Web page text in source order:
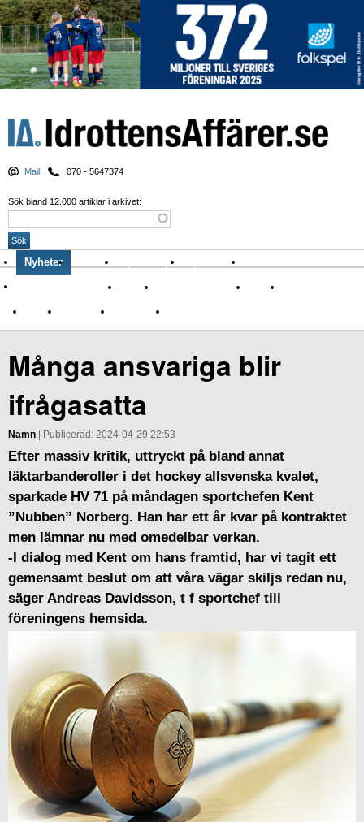
Mail 070 - 5647374
Sök bland 12.000 artiklar i arkivet:
Nyheter Krönikor Sport & spel Nyhetsbrev
Om Idrottens Affärer
Affärer I spåren av Corona Arena
Namn Sponsring TV-nyheter
Många ansvariga blir
ifrågasatta
Namn | Publicerad: 2024-04-29 22:53
Efter massiv kritik, uttryckt på bland annat
läktarbanderoller i det hockey allsvenska kvalet,
sparkade HV 71 på måndagen sportchefen Kent
”Nubben” Norberg. Han har ett år kvar på kontraktet
men lämnar nu med omedelbar verkan.
-I dialog med Kent om hans framtid, har vi tagit ett
gemensamt beslut om att våra vägar skiljs redan nu,
säger Andreas Davidsson, t f sportchef till
föreningens hemsida.